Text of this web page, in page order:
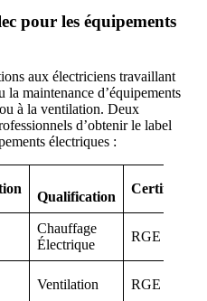
pour les équipements
aux électriciens travaillant
maintenance d’équipements
à la ventilation. Deux
d’obtenir le label
électriques :
Qualification
Chauffage
Électrique
RGE
Ventilation RGE